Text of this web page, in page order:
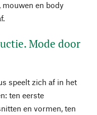
mouwen en body
Mode door
speelt zich af in het
ten eerste
en vormen, ten